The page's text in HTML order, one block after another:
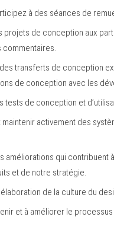
à des séances de
projets de conception aux
transferts de conception
de conception avec les
tests de conception et
maintenir activement des
améliorations qui contribuent
et de notre stratégie.
de la culture du
et à améliorer le